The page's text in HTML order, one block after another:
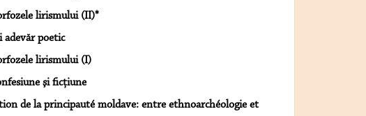
lirismului (II)*
adevăr poetic
lirismului (I)
şi ficţiune
de la principauté moldave: entre ethnoarchéologie et